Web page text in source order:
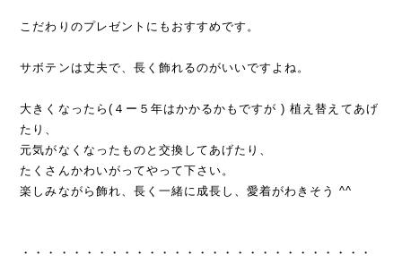
こだわりのプレゼントにもおすすめです。
サボテンは丈夫で、長く飾れるのがいいですよね。
大きくなったら(４ー５年はかかるかもですが ) 植え替えてあげ
たり、
元気がなくなったものと交換してあげたり、
たくさんかわいがってやって下さい。
楽しみながら飾れ、長く一緒に成長し、愛着がわきそう ^^
・・・・・・・・・・・・・・・・・・・・・・・・・・・・